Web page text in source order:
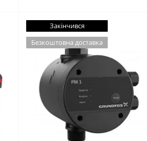
Закінчився
Безкоштовна доставка